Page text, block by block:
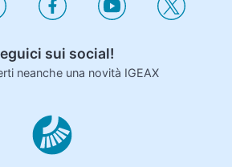
sui social!
neanche una novità IGEAX